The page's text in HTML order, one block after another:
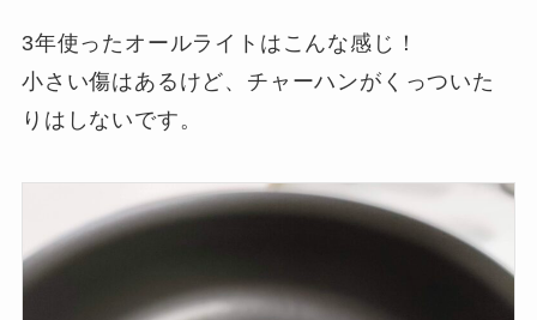
3年使ったオールライトはこんな感じ！
小さい傷はあるけど、チャーハンがくっついた
りはしないです。